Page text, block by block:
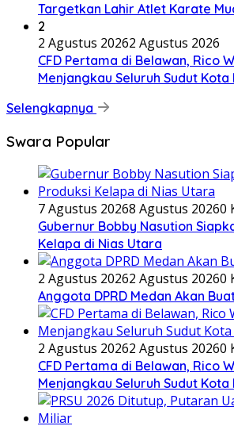
Targetkan Lahir Atlet Karate
2
2 Agustus 20262 Agustus 2026
CFD Pertama di Belawan, Rico
Menjangkau Seluruh Sudut Kota
Selengkapnya
Swara Popular
7 Agustus 20268 Agustus 20260
Gubernur Bobby Nasution
Kelapa di Nias Utara
2 Agustus 20262 Agustus 20260
Anggota DPRD Medan Akan
2 Agustus 20262 Agustus 20260
CFD Pertama di Belawan, Rico
Menjangkau Seluruh Sudut Kota